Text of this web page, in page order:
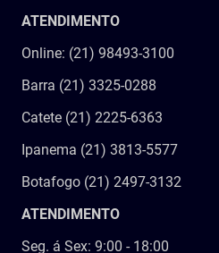
ATENDIMENTO
Online: (21) 98493-3100
Barra (21) 3325-0288
Catete (21) 2225-6363
Ipanema (21) 3813-5577
Botafogo (21) 2497-3132
ATENDIMENTO
Seg. á Sex: 9:00 - 18:00